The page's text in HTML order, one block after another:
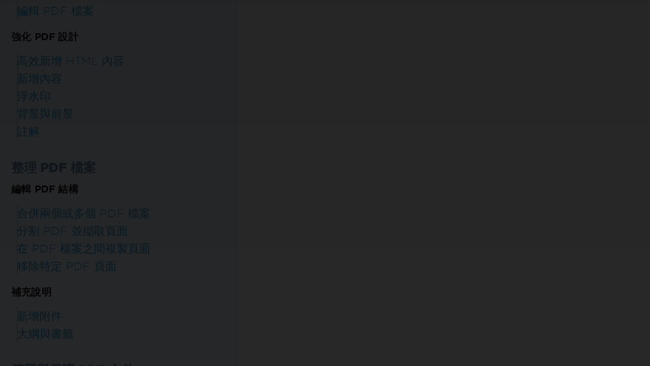
編輯 PDF 檔案
強化 PDF 設計
高效新增 HTML 內容
新增內容
浮水印
背景與前景
註解
編輯 PDF 結構
合併兩個或多個 PDF 檔案
分割 PDF 並擷取頁面
在 PDF 檔案之間複製頁面
移除特定 PDF 頁面
補充說明
新增附件
大綱與書籤